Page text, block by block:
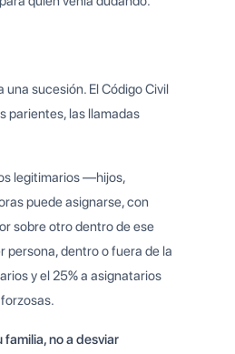
sucesión. El Código Civil
parientes, las llamadas
legitimarios —hijos,
puede asignarse, con
sobre otro dentro de ese
persona, dentro o fuera de la
y el 25% a asignatarios
no a desviar